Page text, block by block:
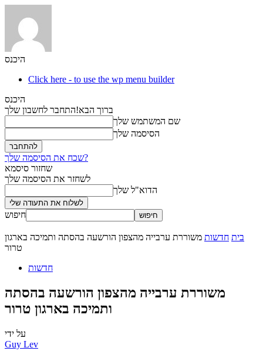
היכנס
Click here - to use the wp menu builder
היכנס
ברוך הבא!התחבר לחשבון שלך
שם המשתמש שלך
הסיסמה שלך
שכח את הסיסמה שלך?
שחזור סיסמא
לשחזר את הסיסמה שלך
הדוא"ל שלך
חיפוש
בית חדשות משוררת ערבייה מהצפון הורשעה בהסתה ותמיכה בארגון
טרור
חדשות
משוררת ערבייה מהצפון הורשעה בהסתה
ותמיכה בארגון טרור
על ידי
Guy Lev